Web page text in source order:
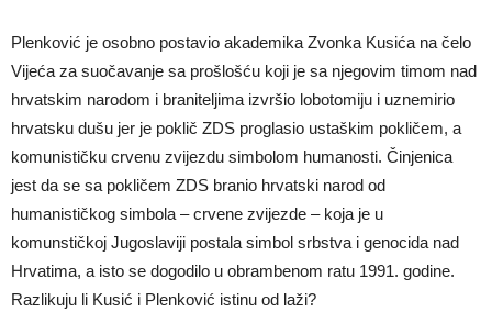
Plenković je osobno postavio akademika Zvonka Kusića na čelo
Vijeća za suočavanje sa prošlošću koji je sa njegovim timom nad
hrvatskim narodom i braniteljima izvršio lobotomiju i uznemirio
hrvatsku dušu jer je poklič ZDS proglasio ustaškim pokličem, a
komunističku crvenu zvijezdu simbolom humanosti. Činjenica
jest da se sa pokličem ZDS branio hrvatski narod od
humanističkog simbola – crvene zvijezde – koja je u
komunstičkoj Jugoslaviji postala simbol srbstva i genocida nad
Hrvatima, a isto se dogodilo u obrambenom ratu 1991. godine.
Razlikuju li Kusić i Plenković istinu od laži?